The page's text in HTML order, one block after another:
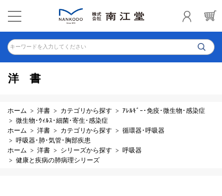
キーワードを入力してください
洋書
ホーム 洋書 カテゴリから探す
ｱﾚﾙｷﾞｰ･免疫･微生物･感染症
微生物･ｳｨﾙｽ･細菌･寄生･感染症
ホーム
洋書 カテゴリから探す
循環器･呼吸器
呼吸器･肺･気管･胸部疾患
ホーム
洋書 シリーズから探す
呼吸器
健康と疾病の肺病理シリーズ